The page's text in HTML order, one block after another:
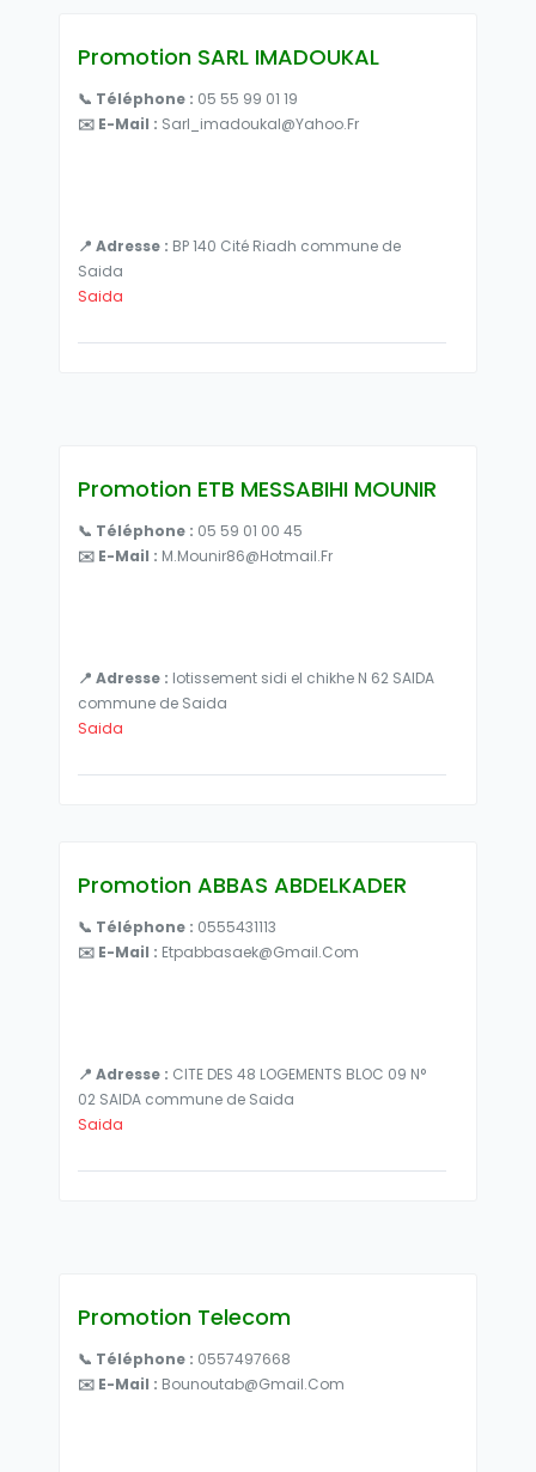
Promotion SARL IMADOUKAL
📞 Téléphone : 05 55 99 01 19
✉️ E-Mail : Sarl_imadoukal@yahoo.fr
📍 Adresse : BP 140 Cité Riadh commune de
Saida
Saida
Promotion ETB MESSABIHI MOUNIR
📞 Téléphone : 05 59 01 00 45
✉️ E-Mail : M.mounir86@hotmail.fr
📍 Adresse : lotissement sidi el chikhe N 62 SAIDA
commune de Saida
Saida
Promotion ABBAS ABDELKADER
📞 Téléphone : 0555431113
✉️ E-Mail : Etpabbasaek@gmail.com
📍 Adresse : CITE DES 48 LOGEMENTS BLOC 09 N°
02 SAIDA commune de Saida
Saida
Promotion Telecom
📞 Téléphone : 0557497668
✉️ E-Mail : Bounoutab@gmail.com